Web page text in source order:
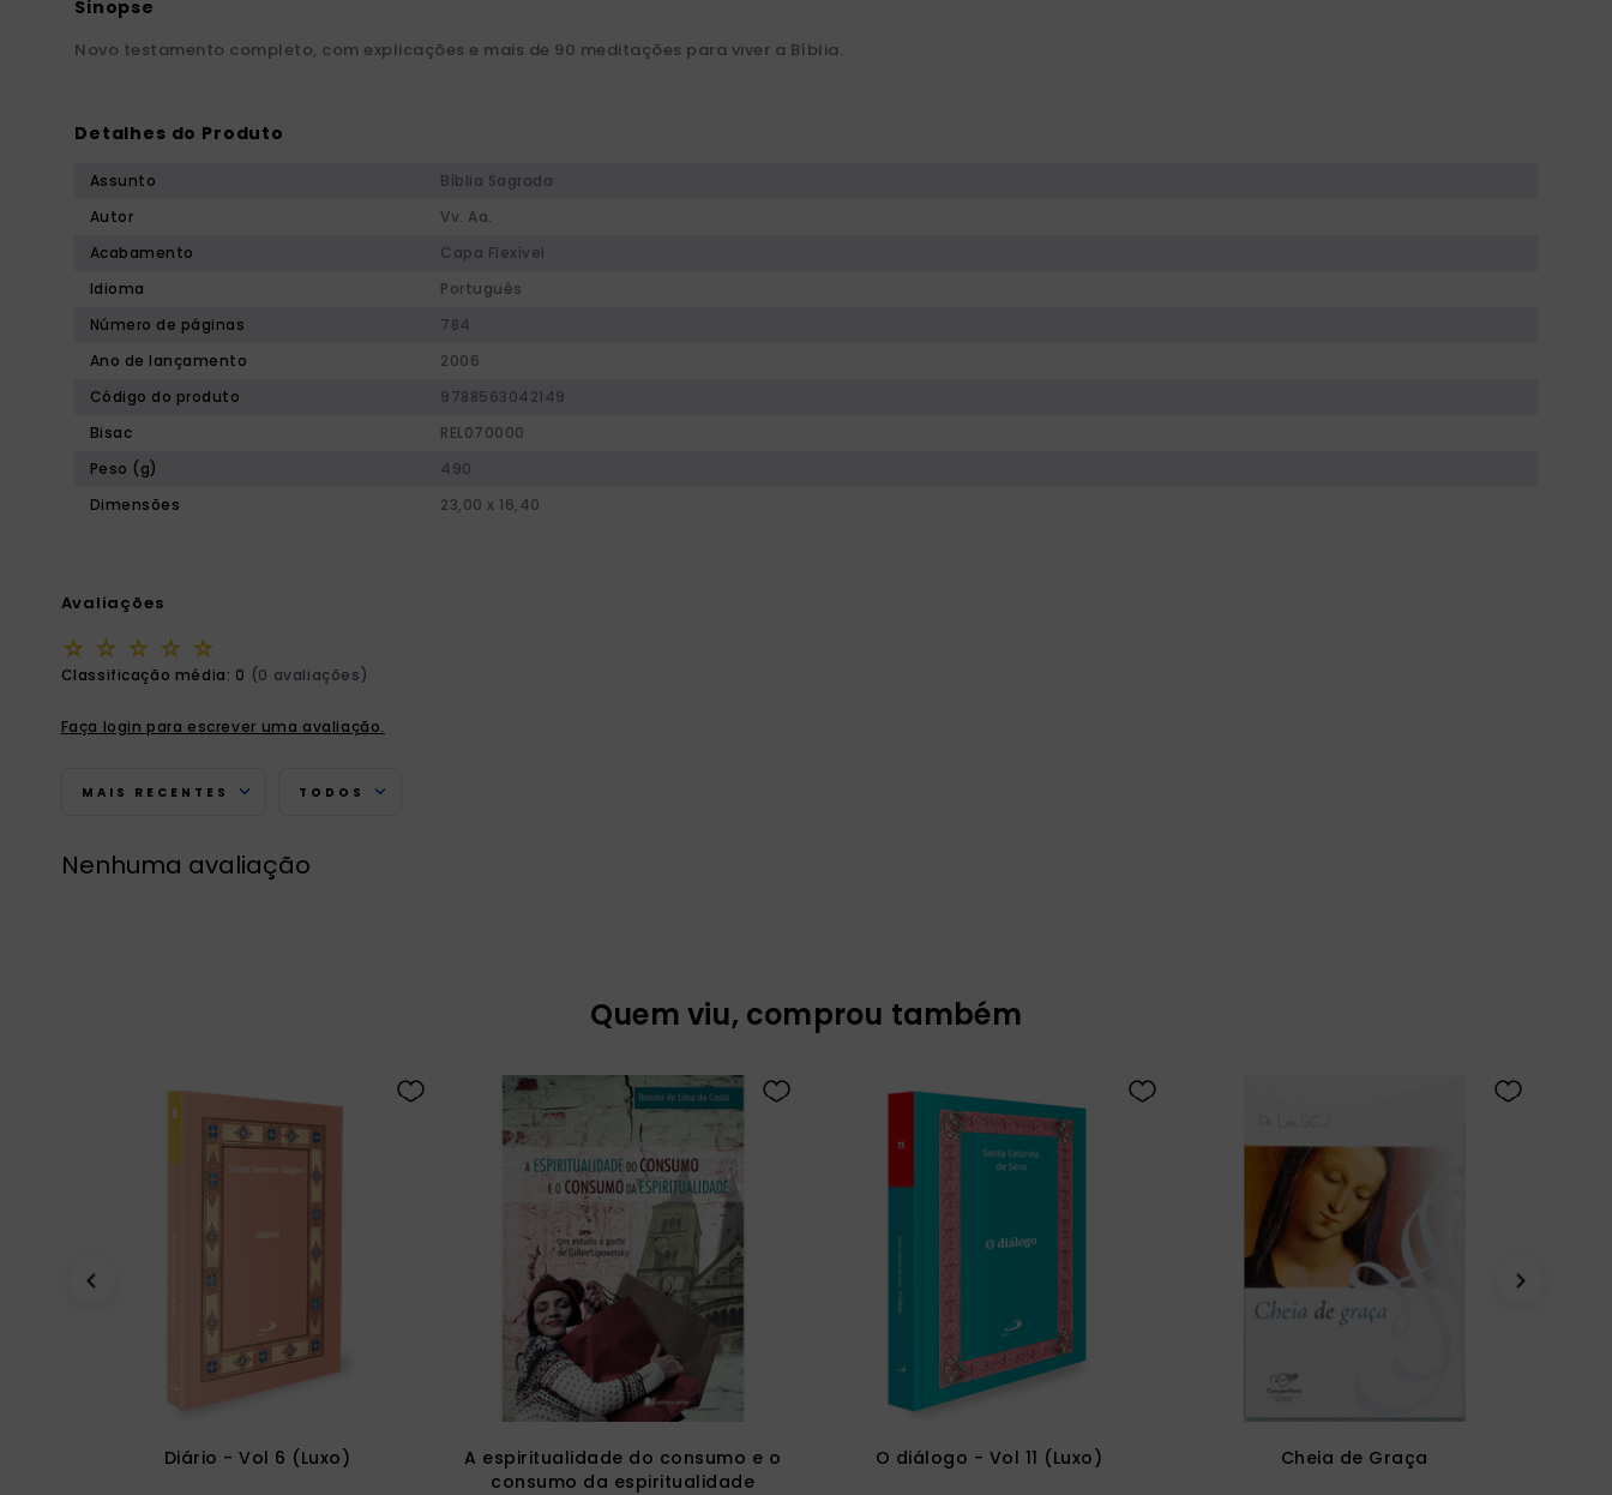
Novo testamento completo, com explicações e mais de 90 meditações para viver a Bíblia.
Detalhes do Produto
Assunto
Bíblia Sagrada
Autor
Vv. Aa.
Acabamento
Capa Flexível
Idioma
Português
Número de páginas
784
Ano de lançamento
2006
Código do produto
9788563042149
Bisac
REL070000
Peso (g)
490
Dimensões
23,00 x 16,40
Avaliações
☆ ☆ ☆ ☆ ☆
Classificação média: 0 (0 avaliações)
Faça login para escrever uma avaliação.
MAIS RECENTES TODOS
Nenhuma avaliação
Quem viu, comprou também
Diário - Vol 6 (Luxo)
A espiritualidade do consumo e o
consumo da espiritualidade
O diálogo - Vol 11 (Luxo) Cheia de Graça